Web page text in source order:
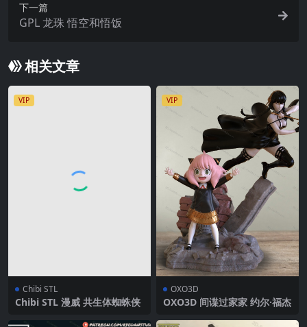
下一篇
GPL 龙珠 悟空和悟饭
相关文章
VIP
Chibi STL
Chibi STL 漫威 共生体蜘蛛侠
VIP
OXO3D
OXO3D 间谍过家家 约尔·福杰